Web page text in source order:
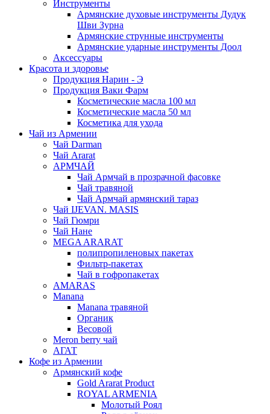
Инструменты
Армянские духовые инструменты Дудук
Шви Зурна
Армянские струнные инструменты
Армянские ударные инструменты Доол
Аксессуары
Красота и здоровье
Продукция Нарин - Э
Продукция Ваки Фарм
Косметические масла 100 мл
Косметические масла 50 мл
Косметика для ухода
Чай из Армении
Чай Darman
Чай Ararat
АРМЧАЙ
Чай Армчай в прозрачной фасовке
Чай травяной
Чай Армчай армянский тараз
Чай IJEVAN. MASIS
Чай Гюмри
Чай Нане
MEGA ARARAT
полипропиленовых пакетах
Фильтр-пакетах
Чай в гофропакетах
AMARAS
Manana
Manana травяной
Органик
Весовой
Meron berry чай
АГАТ
Кофе из Армении
Армянский кофе
Gold Ararat Product
ROYAL ARMENIA
Молотый Роял